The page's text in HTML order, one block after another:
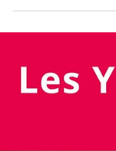
A lire ou à voir en
https://youtu.be/giB-
formatrice! Un...